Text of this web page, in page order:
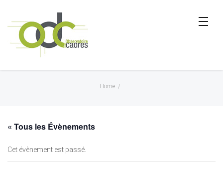
Home /
« Tous les Évènements
Cet évènement est passé.